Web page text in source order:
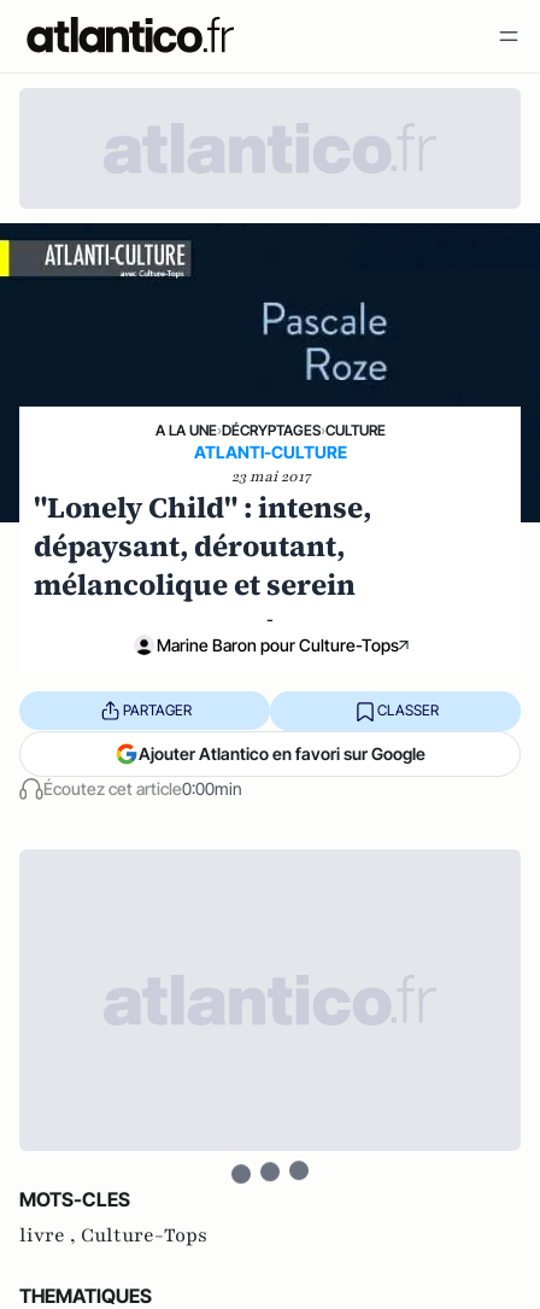
A LA UNE›DÉCRYPTAGES›CULTURE
ATLANTI-CULTURE
23 mai 2017
"Lonely Child" : intense,
dépaysant, déroutant,
mélancolique et serein
-
Marine Baron pour Culture-Tops
Écoutez cet article0:00min
PARTAGER CLASSER
Ajouter Atlantico en favori sur Google
MOTS-CLES
livre , Culture-Tops
THEMATIQUES